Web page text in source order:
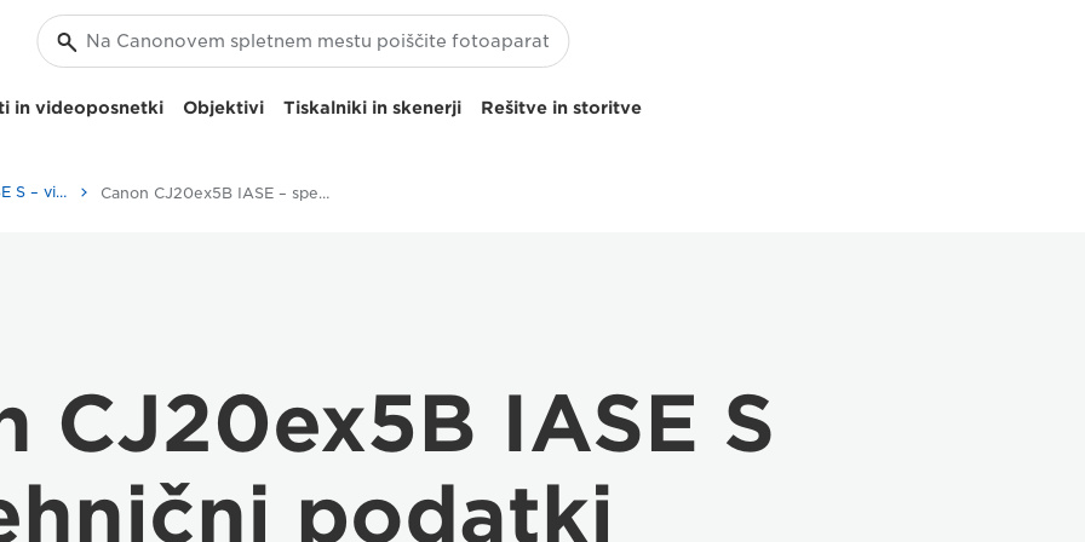
in videoposnetki Objektivi Tiskalniki in skenerji Rešitve in storitve
Canon CJ20ex5B IASE S – video objektivi Canon CJ20ex5B IASE – specifikacije video objektivov
CJ20ex5B IASE S
podatki